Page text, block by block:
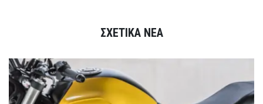
ΣΧΕΤΙΚΑ ΝΕΑ